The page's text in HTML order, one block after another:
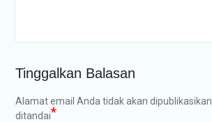
Tinggalkan Balasan
Alamat email Anda tidak akan dipublikasikan.
ditandai*